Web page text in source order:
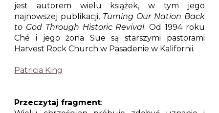
jest autorem wielu książek, w tym jego
najnowszej publikacji, Turning Our Nation Back
to God Through Historic Revival. Od 1994 roku
Ché i jego żona Sue są starszymi pastorami
Harvest Rock Church w Pasadenie w Kalifornii.
Patricia King
Przeczytaj fragment: